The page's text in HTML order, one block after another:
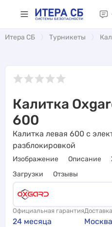
Итера СБ Турникеты
Калитка
600
Калитка левая 600 с
разблокировкой
Изображение Описание
Загрузки
Отзывы
Официальная гарантия
24 месяца Москва